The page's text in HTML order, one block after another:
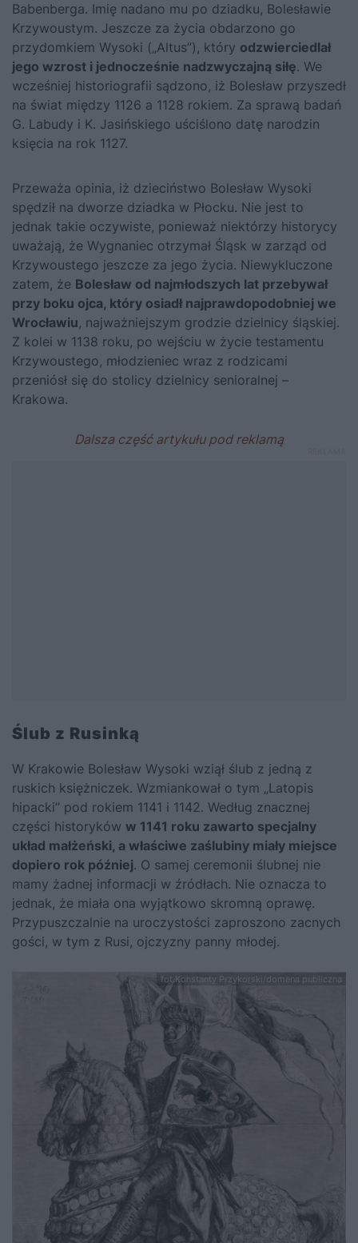
Babenberga. Imię nadano mu po dziadku, Bolesławie
Krzywoustym. Jeszcze za życia obdarzono go
przydomkiem Wysoki („Altus”), który odzwierciedlał
jego wzrost i jednocześnie nadzwyczajną siłę. We
wcześniej historiografii sądzono, iż Bolesław przyszedł
na świat między 1126 a 1128 rokiem. Za sprawą badań
G. Labudy i K. Jasińskiego uściślono datę narodzin
księcia na rok 1127.
Przeważa opinia, iż dzieciństwo Bolesław Wysoki
spędził na dworze dziadka w Płocku. Nie jest to
jednak takie oczywiste, ponieważ niektórzy historycy
uważają, że Wygnaniec otrzymał Śląsk w zarząd od
Krzywoustego jeszcze za jego życia. Niewykluczone
zatem, że Bolesław od najmłodszych lat przebywał
przy boku ojca, który osiadł najprawdopodobniej we
Wrocławiu, najważniejszym grodzie dzielnicy śląskiej.
Z kolei w 1138 roku, po wejściu w życie testamentu
Krzywoustego, młodzieniec wraz z rodzicami
przeniósł się do stolicy dzielnicy senioralnej –
Krakowa.
Ślub z Rusinką
W Krakowie Bolesław Wysoki wziął ślub z jedną z
ruskich księżniczek. Wzmiankował o tym „Latopis
hipacki” pod rokiem 1141 i 1142. Według znacznej
części historyków w 1141 roku zawarto specjalny
układ małżeński, a właściwe zaślubiny miały miejsce
dopiero rok później. O samej ceremonii ślubnej nie
mamy żadnej informacji w źródłach. Nie oznacza to
jednak, że miała ona wyjątkowo skromną oprawę.
Przypuszczalnie na uroczystości zaproszono zacnych
gości, w tym z Rusi, ojczyzny panny młodej.
fot.Konstanty Przykorski/domena publiczna